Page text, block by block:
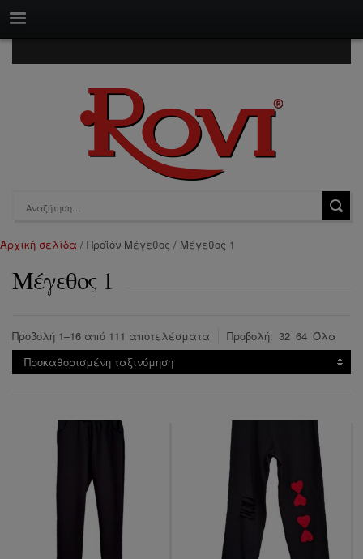
Αρχική σελίδα / Προϊόν Μέγεθος / Μέγεθος 1
Μέγεθος 1
Προβολή 1–16 από 111 αποτελέσματα Προβολή: 32 64 Όλα
Προκαθορισμένη ταξινόμηση